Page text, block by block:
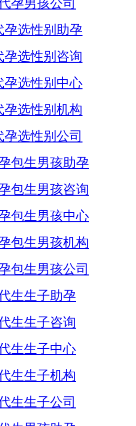
孕男孩公司
孕选性别助孕
孕选性别咨询
孕选性别中心
孕选性别机构
孕选性别公司
包生男孩助孕
包生男孩咨询
包生男孩中心
包生男孩机构
包生男孩公司
生生子助孕
生生子咨询
生生子中心
生生子机构
生生子公司